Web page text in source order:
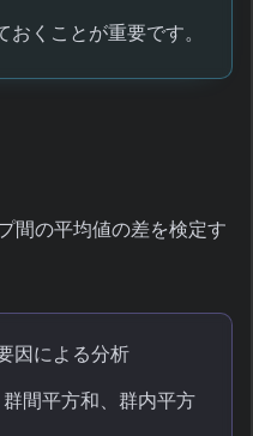
くことが重要です。
間の平均値の差を検定す
因による分析
間平方和、群内平方